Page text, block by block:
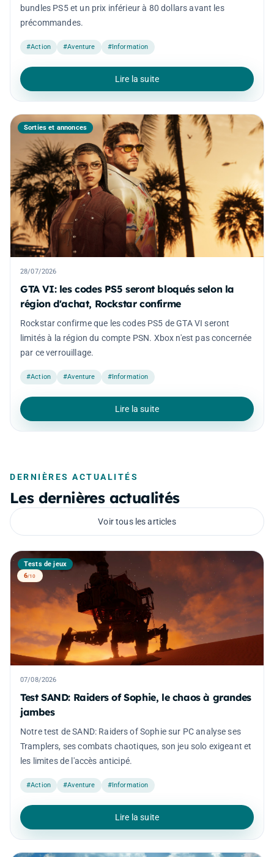
bundles PS5 et un prix inférieur à 80 dollars avant les
précommandes.
#Action #Aventure #Information
Lire la suite
Sorties et annonces
28/07/2026
GTA VI: les codes PS5 seront bloqués selon la
région d'achat, Rockstar confirme
Rockstar confirme que les codes PS5 de GTA VI seront
limités à la région du compte PSN. Xbox n'est pas concernée
par ce verrouillage.
#Action #Aventure #Information
Lire la suite
DERNIÈRES ACTUALITÉS
Les dernières actualités
Voir tous les articles
Tests de jeux
6/10
07/08/2026
Test SAND: Raiders of Sophie, le chaos à grandes
jambes
Notre test de SAND: Raiders of Sophie sur PC analyse ses
Tramplers, ses combats chaotiques, son jeu solo exigeant et
les limites de l'accès anticipé.
#Action #Aventure #Information
Lire la suite